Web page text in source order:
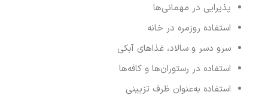
پذیرایی در مهمانی‌ها
استفاده روزمره در خانه
سرو دسر و سالاد، غذاهای آبکی
استفاده در رستوران‌ها و کافه‌ها
استفاده به‌عنوان ظرف تزیینی